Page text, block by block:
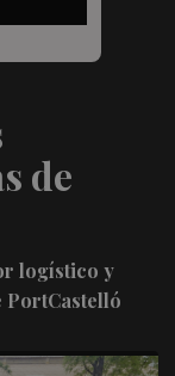
de
logístico y
PortCastelló